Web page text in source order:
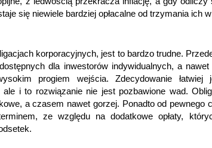
się niewiele bardziej opłacalne od trzymania ich
korporacyjnych, jest to bardzo trudne.
dla inwestorów indywidualnych, a
progiem wejścia. Zdecydowanie
ale i to rozwiązanie nie jest pozbawione wad.
a czasem nawet gorzej. Ponadto od pewnego
ze względu na dodatkowe opłaty,